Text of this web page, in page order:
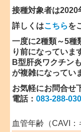
接種対象者は2020
詳しくはこちらを
一度に2種類～5種
り前になっていま
B型肝炎ワクチン
が複雑になってい
お気軽にお問合せ
電話：083-288-
血管年齢（CAVI：